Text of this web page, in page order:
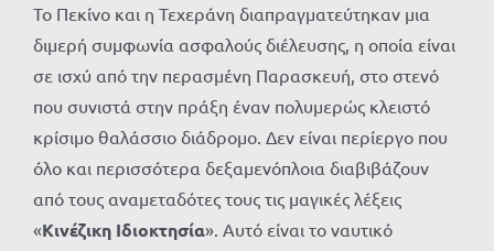
Το Πεκίνο και η Τεχεράνη διαπραγματεύτηκαν μια
διμερή συμφωνία ασφαλούς διέλευσης, η οποία είναι
σε ισχύ από την περασμένη Παρασκευή, στο στενό
που συνιστά στην πράξη έναν πολυμερώς κλειστό
κρίσιμο θαλάσσιο διάδρομο. Δεν είναι περίεργο που
όλο και περισσότερα δεξαμενόπλοια διαβιβάζουν
από τους αναμεταδότες τους τις μαγικές λέξεις
«Κινέζικη Ιδιοκτησία». Αυτό είναι το ναυτικό